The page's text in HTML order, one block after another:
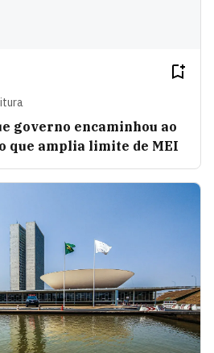
governo encaminhou ao
que amplia limite de MEI